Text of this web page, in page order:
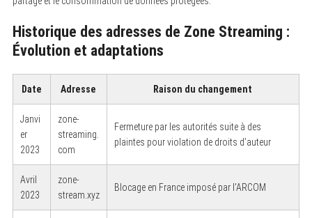
Historique des adresses de Zone Streaming :
Évolution et adaptations
Date Adresse Raison du changement
Janvi
er
2023
zone-
streaming.
com
Fermeture par les autorités suite à des
plaintes pour violation de droits d’auteur
Avril
2023
zone-
stream.xyz
Blocage en France imposé par l’ARCOM